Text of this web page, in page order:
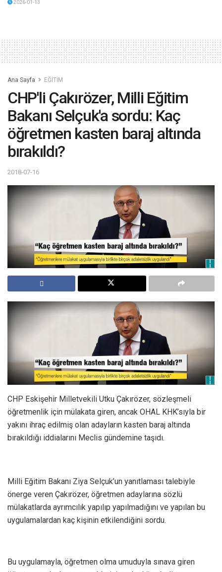
2026-01-13
Ana Sayfa EĞİTİM
CHP'li Çakırözer, Milli Eğitim
Bakanı Selçuk'a sordu: Kaç
öğretmen kasten baraj altında
bırakıldı?
2018-07-16
CHP Eskişehir Milletvekili Utku Çakırözer, sözleşmeli
öğretmenlik için mülakata giren, ancak OHAL KHK’sıyla bir
yakını ihraç edilmiş olan adayların kasten baraj altında
bırakıldığı iddialarını Meclis gündemine taşıdı.
Milli Eğitim Bakanı Ziya Selçuk’un yanıtlaması talebiyle
önerge veren Çakırözer, öğretmen adaylarına sözlü
mülakatlarda ayrımcılık yapılıp yapılmadığını ve yapılan bu
uygulamalardan kaç kişinin etkilendiğini sordu.
Bu uygulamayla, öğretmen olma umuduyla sınava giren